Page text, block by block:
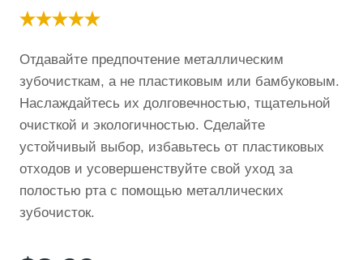
Отдавайте предпочтение металлическим
зубочисткам, а не пластиковым или бамбуковым.
Наслаждайтесь их долговечностью, тщательной
очисткой и экологичностью. Сделайте
устойчивый выбор, избавьтесь от пластиковых
отходов и усовершенствуйте свой уход за
полостью рта с помощью металлических
зубочисток.